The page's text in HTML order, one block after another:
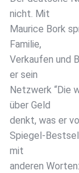
nicht. Mit
Maurice Bork
Familie,
Verkaufen und
er sein
Netzwerk “Die
über Geld
denkt, was er
Spiegel-
mit
anderen